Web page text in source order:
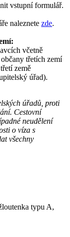
vstupní formulář.
naleznete zde.
včetně
třetích zemí
země
úřad).
úřadů, proti
Cestovní
neudělení
o víza s
všechny
typu A,